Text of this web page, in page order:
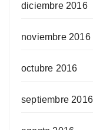
diciembre 2016
noviembre 2016
octubre 2016
septiembre 2016